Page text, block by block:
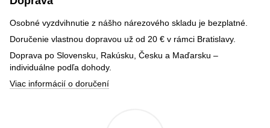
Osobné vyzdvihnutie z nášho nárezového skladu je bezplatné.
Doručenie vlastnou dopravou už od 20 € v rámci Bratislavy.
Doprava po Slovensku, Rakúsku, Česku a Maďarsku –
individuálne podľa dohody.
Viac informácií o doručení